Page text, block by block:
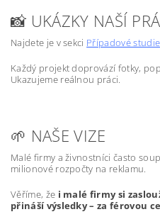
📸 UKÁZKY NAŠÍ
Najdete je v sekci Případové studie
Každý projekt doprovází fotky,
Ukazujeme reálnou práci.
🌱 NAŠE VIZE
Malé firmy a živnostníci často
milionové rozpočty na reklamu.
Věříme, že i malé firmy si
přináší výsledky – za férovou